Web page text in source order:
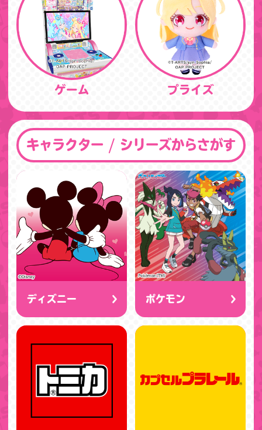
ゲーム プライズ
キャラクター / シリーズからさがす
ディズニー ポケモン